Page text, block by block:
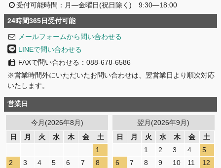
受付可能時間：月―金曜日(祝日除く) 9:30―18:00
24時間365日受付可能
メールフォームから問い合わせる
LINEで問い合わせる
FAXで問い合わせる：088-678-6586
※営業時間外にいただいたお問い合わせは、翌営業日より順次対応
いたします。
営業日
今月(2026年8月)
日
月 火 水 木 金
土
1
2
3 4 5 6 7
8
翌月(2026年9月)
日
月 火 水 木 金
土
1
2 3 4
5
6
7 8 9 10 11
12